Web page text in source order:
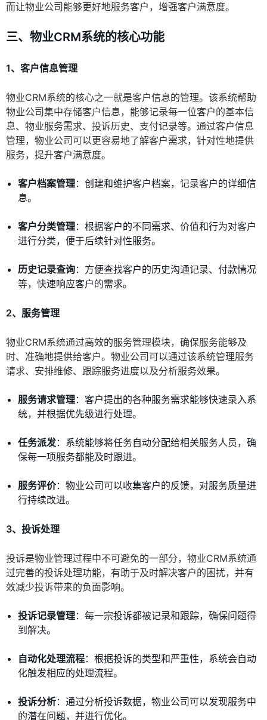
而让物业公司能够更好地服务客户，增强客户满意度。
三、物业CRM系统的核心功能
1、客户信息管理
物业CRM系统的核心之一就是客户信息的管理。该系统帮助
物业公司集中存储客户信息，能够记录每一位客户的基本信
息、物业服务需求、投诉历史、支付记录等。通过客户信息
管理，物业公司可以更容易地了解客户需求，针对性地提供
服务，提升客户满意度。
客户档案管理：创建和维护客户档案，记录客户的详细信
息。
客户分类管理：根据客户的不同需求、价值和行为对客户
进行分类，便于后续针对性服务。
历史记录查询：方便查找客户的历史沟通记录、付款情况
等，快速响应客户的需求。
2、服务管理
物业CRM系统通过高效的服务管理模块，确保服务能够及
时、准确地提供给客户。物业公司可以通过该系统管理服务
请求、安排维修、跟踪服务进度以及分析服务效果。
服务请求管理：客户提出的各种服务需求能够快速录入系
统，并根据优先级进行处理。
任务派发：系统能够将任务自动分配给相关服务人员，确
保每一项服务都能及时跟进。
服务评价：物业公司可以收集客户的反馈，对服务质量进
行持续改进。
3、投诉处理
投诉是物业管理过程中不可避免的一部分，物业CRM系统通
过完善的投诉处理功能，有助于及时解决客户的困扰，并有
效减少投诉带来的负面影响。
投诉记录管理：每一宗投诉都被记录和跟踪，确保问题得
到解决。
自动化处理流程：根据投诉的类型和严重性，系统会自动
化触发相应的处理流程。
投诉分析：通过分析投诉数据，物业公司可以发现服务中
的潜在问题，并进行优化。